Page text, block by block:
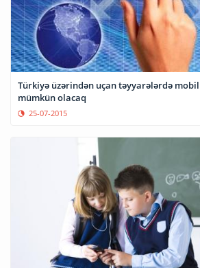
Türkiyə üzərindən uçan təyyarələrdə
mümkün olacaq
25-07-2015